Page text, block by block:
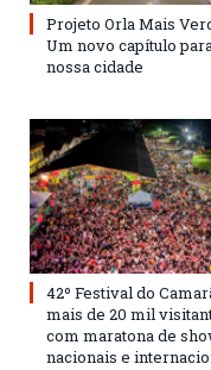
Projeto Orla Mais
Um novo capítulo
nossa cidade
42º Festival do
mais de 20 mil
com maratona de
nacionais e